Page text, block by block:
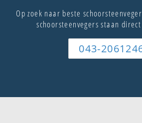
Op zoek naar beste
schoorsteenvegers staan
043-